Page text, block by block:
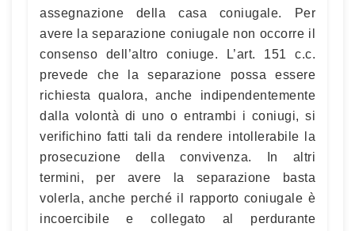
assegnazione della casa coniugale. Per
avere la separazione coniugale non occorre il
consenso dell’altro coniuge. L’art. 151 c.c.
prevede che la separazione possa essere
richiesta qualora, anche indipendentemente
dalla volontà di uno o entrambi i coniugi, si
verifichino fatti tali da rendere intollerabile la
prosecuzione della convivenza. In altri
termini, per avere la separazione basta
volerla, anche perché il rapporto coniugale è
incoercibile e collegato al perdurante